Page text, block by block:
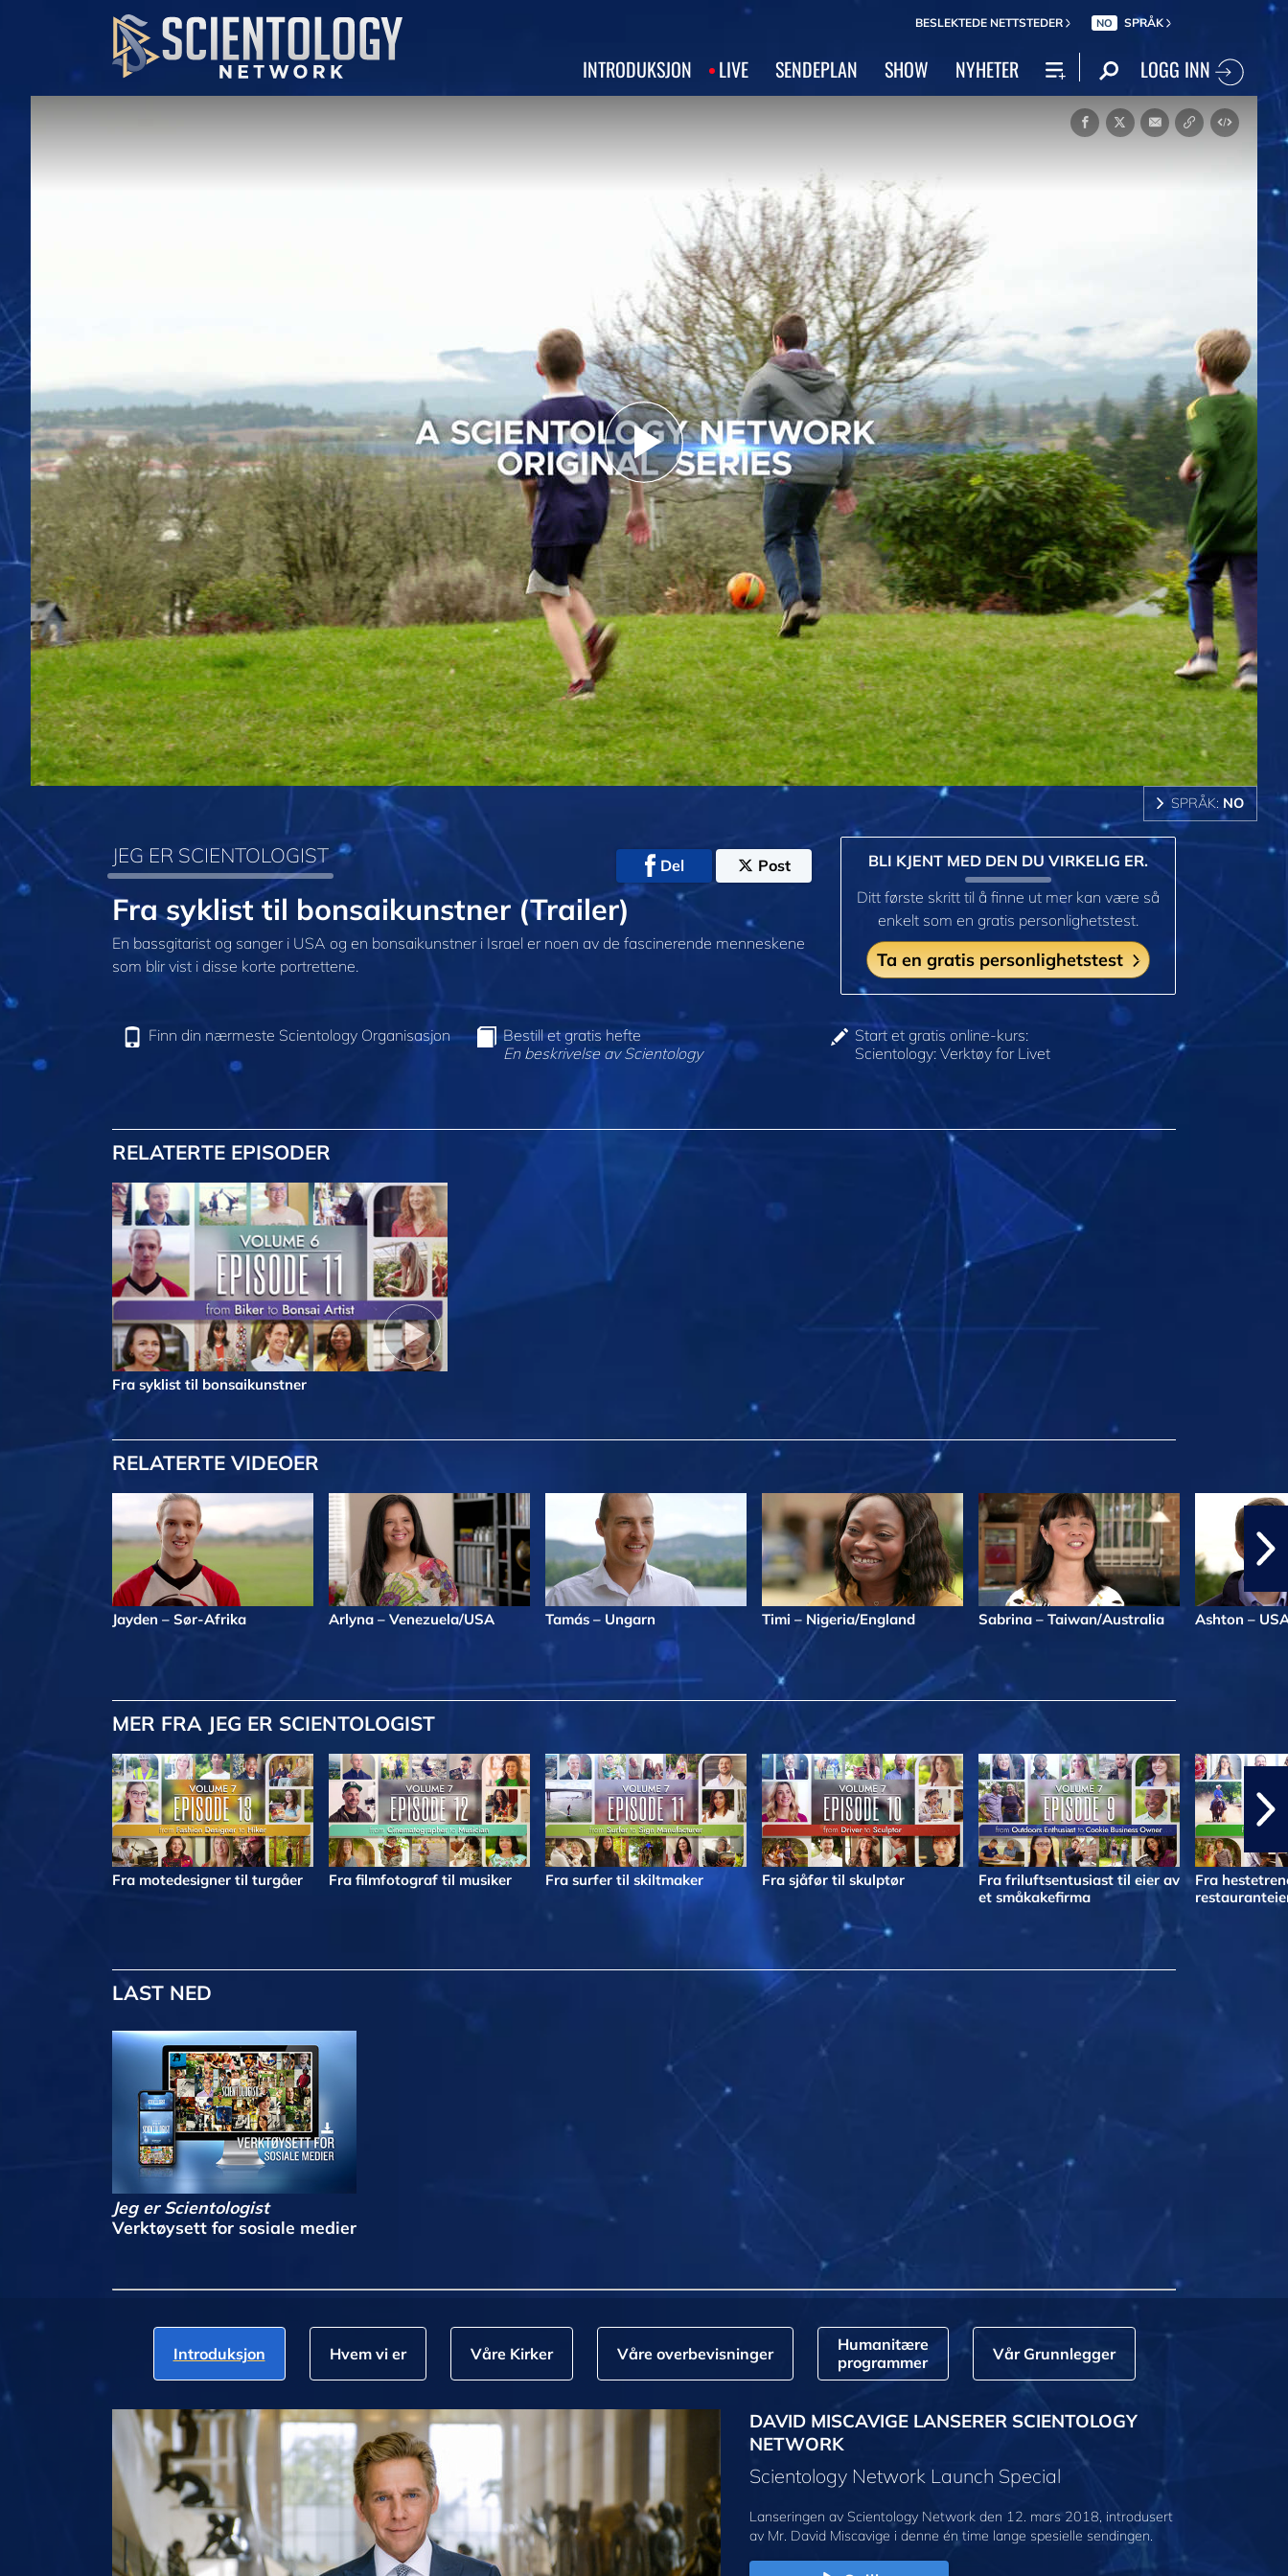
BESLEKTEDE NETTSTEDER NO SPRÅK
INTRODUKSJON LIVE SENDEPLAN SHOW NYHETER LOGG INN
Play
Video
SPRÅK: NO
JEG ER SCIENTOLOGIST Del Post
Fra syklist til bonsaikunstner (Trailer)
En bassgitarist og sanger i USA og en bonsaikunstner i Israel er noen av de fascinerende menneskene
som blir vist i disse korte portrettene.
BLI KJENT MED DEN DU VIRKELIG ER.
Ditt første skritt til å finne ut mer kan være så
enkelt som en gratis personlighetstest.
Ta en gratis personlighetstest
Finn din nærmeste Scientology Organisasjon
Bestill et gratis hefte
En beskrivelse av Scientology
Start et gratis online-kurs:
Scientology: Verktøy for Livet
RELATERTE EPISODER
Fra syklist til bonsaikunstner
RELATERTE VIDEOER
Jayden – Sør-Afrika Arlyna – Venezuela/USA Tamás – Ungarn Timi – Nigeria/England Sabrina – Taiwan/Australia Ashton –
MER FRA JEG ER SCIENTOLOGIST
Fra motedesigner til turgåer Fra filmfotograf til musiker Fra surfer til skiltmaker Fra sjåfør til skulptør
Fra friluftsentusiast til eier av
et småkakefirma
Fra
LAST NED
Jeg er Scientologist
Verktøysett for sosiale medier
Introduksjon Hvem vi er Våre Kirker Våre overbevisninger
Humanitære
programmer
Vår Grunnlegger
DAVID MISCAVIGE LANSERER SCIENTOLOGY
NETWORK
Scientology Network Launch Special
Lanseringen av Scientology Network den 12. mars 2018, introdusert
av Mr. David Miscavige i denne én time lange spesielle sendingen.